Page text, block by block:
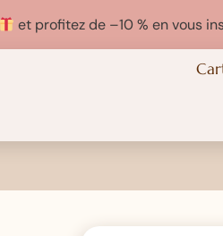
et profitez de –10 % en vous